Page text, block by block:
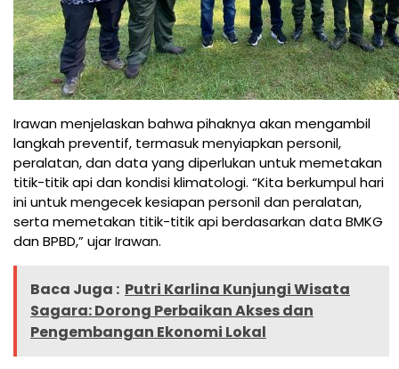
Irawan menjelaskan bahwa pihaknya akan mengambil
langkah preventif, termasuk menyiapkan personil,
peralatan, dan data yang diperlukan untuk memetakan
titik-titik api dan kondisi klimatologi. “Kita berkumpul hari
ini untuk mengecek kesiapan personil dan peralatan,
serta memetakan titik-titik api berdasarkan data BMKG
dan BPBD,” ujar Irawan.
Baca Juga : Putri Karlina Kunjungi Wisata
Sagara: Dorong Perbaikan Akses dan
Pengembangan Ekonomi Lokal